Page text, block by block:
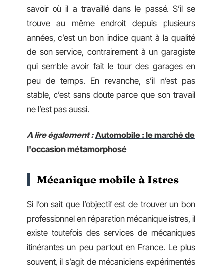
savoir où il a travaillé dans le passé. S’il se
trouve au même endroit depuis plusieurs
années, c’est un bon indice quant à la qualité
de son service, contrairement à un garagiste
qui semble avoir fait le tour des garages en
peu de temps. En revanche, s’il n’est pas
stable, c’est sans doute parce que son travail
ne l’est pas aussi.
A lire également : Automobile : le marché de
l'occasion métamorphosé
Mécanique mobile à Istres
Si l’on sait que l’objectif est de trouver un bon
professionnel en réparation mécanique istres, il
existe toutefois des services de mécaniques
itinérantes un peu partout en France. Le plus
souvent, il s’agit de mécaniciens expérimentés